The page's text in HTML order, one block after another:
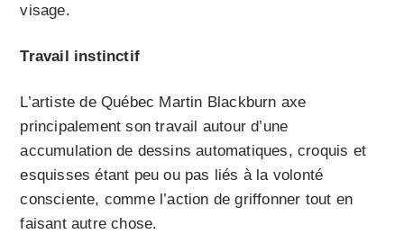
visage.
Travail instinctif
L’artiste de Québec Martin Blackburn axe
principalement son travail autour d’une
accumulation de dessins automatiques, croquis et
esquisses étant peu ou pas liés à la volonté
consciente, comme l’action de griffonner tout en
faisant autre chose.